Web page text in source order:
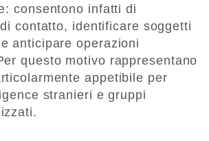
consentono infatti di
contatto, identificare soggetti
anticipare operazioni
questo motivo rappresentano
appetibile per
stranieri e gruppi